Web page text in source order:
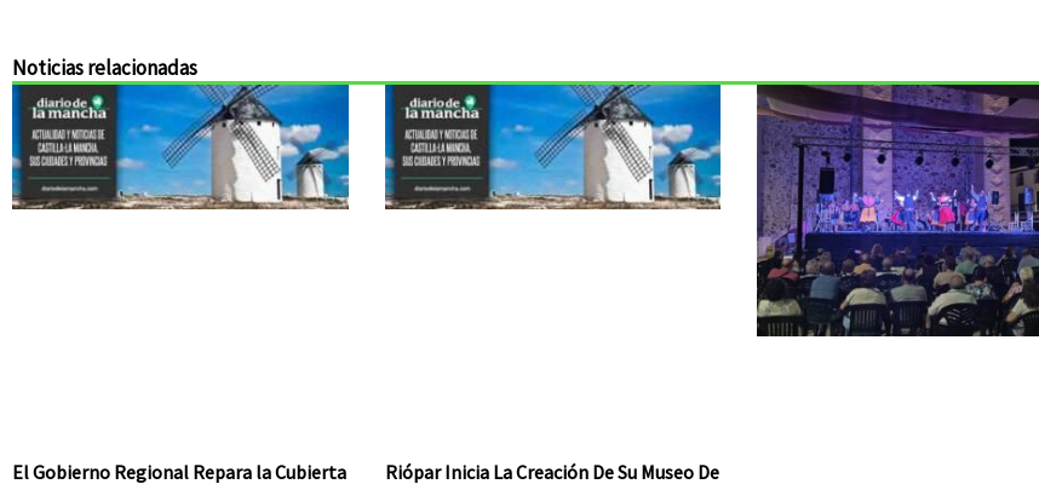
Noticias relacionadas
El Gobierno Regional Repara la Cubierta Riópar Inicia La Creación De Su Museo De